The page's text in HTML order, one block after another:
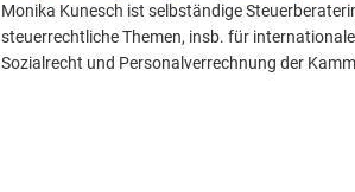
Monika Kunesch ist selbständige
steuerrechtliche Themen, insb. für
Sozialrecht und Personalverrechnung der